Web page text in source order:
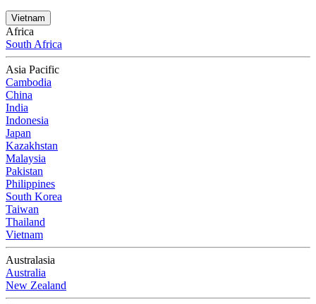
Vietnam
Africa
South Africa
Asia Pacific
Cambodia
China
India
Indonesia
Japan
Kazakhstan
Malaysia
Pakistan
Philippines
South Korea
Taiwan
Thailand
Vietnam
Australasia
Australia
New Zealand